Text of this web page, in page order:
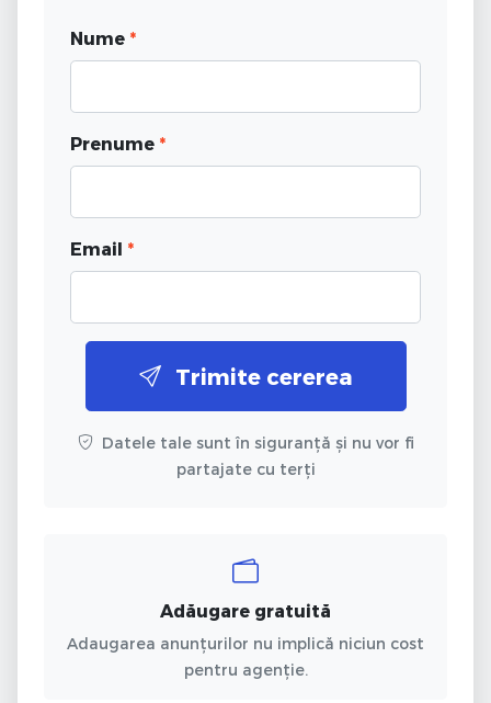
Nume *
Prenume *
Email *
Trimite cererea
Datele tale sunt în siguranță și nu vor fi
partajate cu terți
Adăugare gratuită
Adaugarea anunțurilor nu implică niciun cost
pentru agenție.